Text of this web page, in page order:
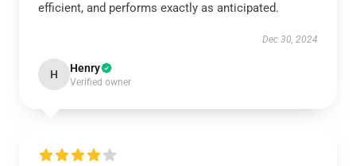
efficient, and performs exactly as anticipated.
Dec 30, 2024
H Henry
Verified owner